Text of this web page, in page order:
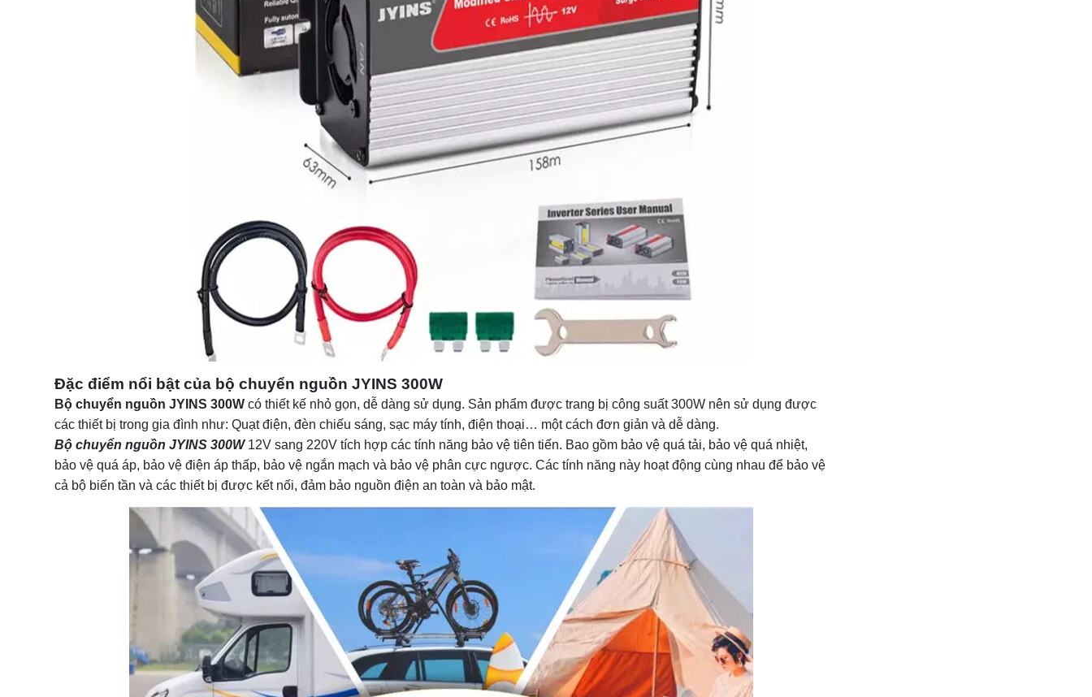
Đặc điểm nổi bật của bộ chuyển nguồn JYINS 300W
Bộ chuyển nguồn JYINS 300W có thiết kế nhỏ gọn, dễ dàng sử dụng. Sản phẩm được trang bị công suất 300W nên sử dụng được
các thiết bị trong gia đình như: Quạt điện, đèn chiếu sáng, sạc máy tính, điện thoại… một cách đơn giản và dễ dàng.
Bộ chuyển nguồn JYINS 300W12V sang 220V tích hợp các tính năng bảo vệ tiên tiến. Bao gồm bảo vệ quá tải, bảo vệ quá nhiệt,
bảo vệ quá áp, bảo vệ điện áp thấp, bảo vệ ngắn mạch và bảo vệ phân cực ngược. Các tính năng này hoạt động cùng nhau để bảo vệ
cả bộ biến tần và các thiết bị được kết nối, đảm bảo nguồn điện an toàn và bảo mật.